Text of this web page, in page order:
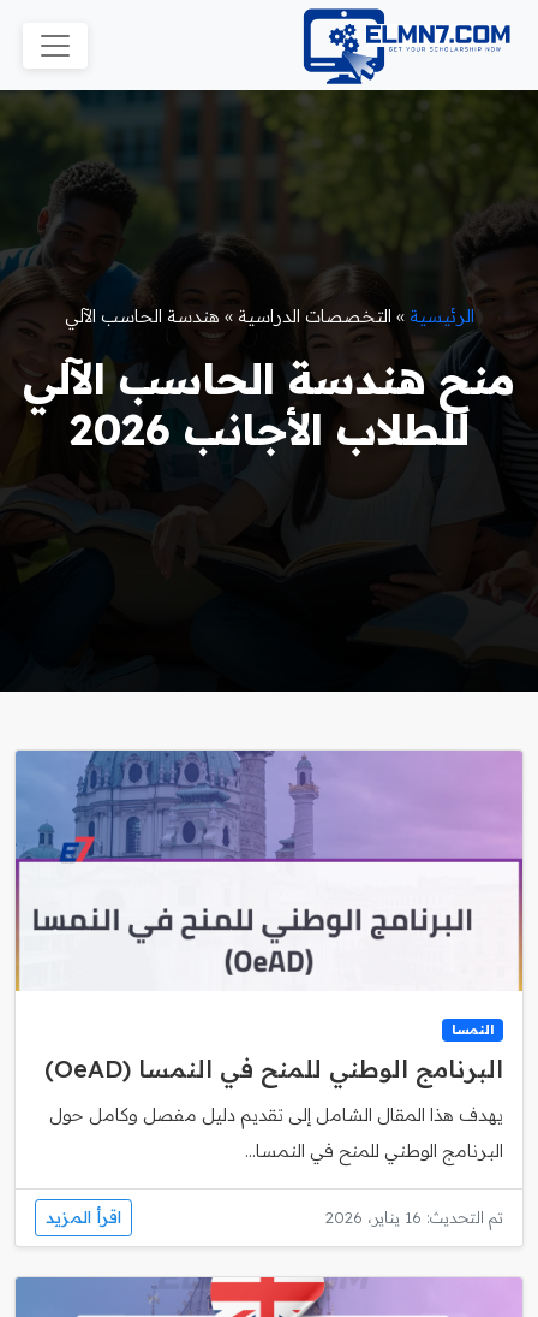
الرئيسية » التخصصات الدراسية » هندسة الحاسب الآلي
منح هندسة الحاسب الآلي
للطلاب الأجانب 2026
النمسا
البرنامج الوطني للمنح في النمسا (OeAD)
يهدف هذا المقال الشامل إلى تقديم دليل مفصل وكامل حول
البرنامج الوطني للمنح في النمسا...
تم التحديث: 16 يناير، 2026 اقرأ المزيد